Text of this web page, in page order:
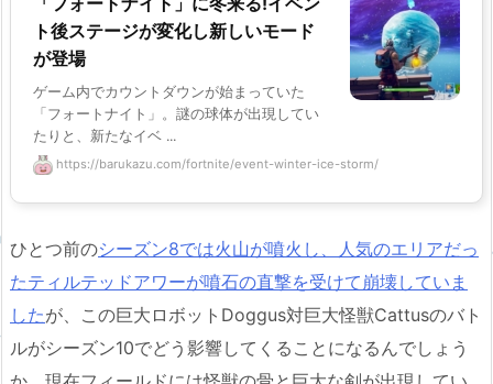
ト後ステージが変化し新しいモード
が登場
ゲーム内でカウントダウンが始まっていた
「フォートナイト」。謎の球体が出現してい
たりと、新たなイベ ...
https://barukazu.com/fortnite/event-winter-ice-storm/
ひとつ前のシーズン8では火山が噴火し、人気のエリアだっ
たティルテッドアワーが噴石の直撃を受けて崩壊していま
したが、この巨大ロボットDoggus対巨大怪獣Cattusのバト
ルがシーズン10でどう影響してくることになるんでしょう